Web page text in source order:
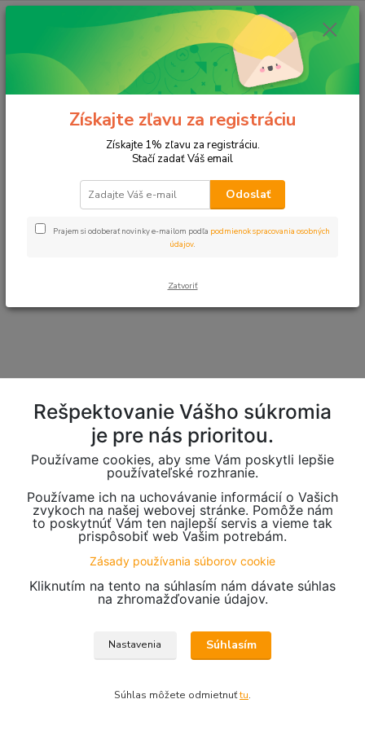
E-shop momentálne prechádza úpravami.
Čoskoro sa vrátime. Ďakujeme za
pochopenie.
Získajte zľavu za registráciu
Získajte 1% zľavu za registráciu.
Stačí zadať Váš email
Odoslať
Prajem si odoberať novinky e-mailom podľa podmienok spracovania osobných
údajov.
Zatvoriť
Rešpektovanie Vášho súkromia
je pre nás prioritou.
Používame cookies, aby sme Vám poskytli lepšie
používateľské rozhranie.
Používame ich na uchovávanie informácií o Vašich
zvykoch na našej webovej stránke. Pomôže nám
to poskytnúť Vám ten najlepší servis a vieme tak
prispôsobiť web Vašim potrebám.
Zásady používania súborov cookie
Kliknutím na tento na súhlasím nám dávate súhlas
na zhromažďovanie údajov.
Nastavenia Súhlasím
Súhlas môžete odmietnuťtu.